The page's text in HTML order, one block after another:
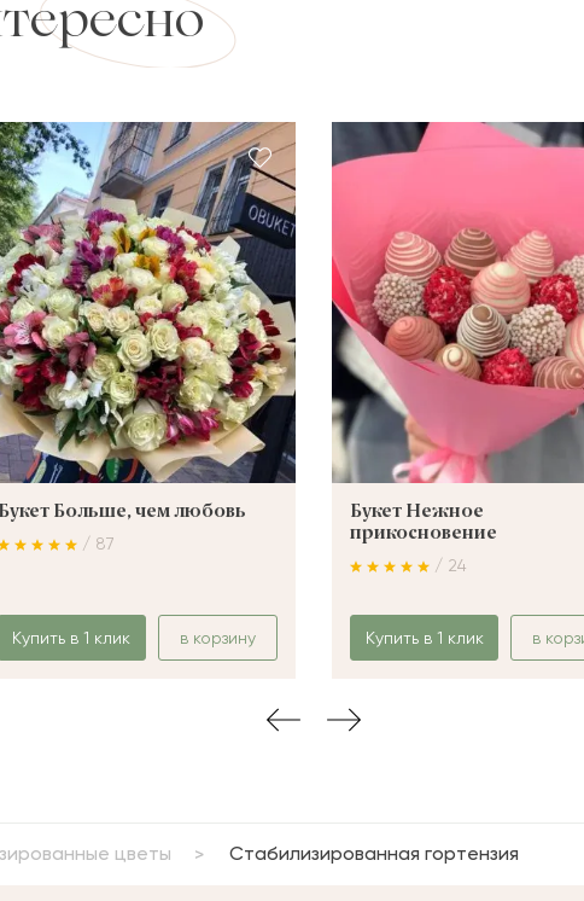
Букет Больше, чем любовь
/ 87
Купить в 1 клик в корзину
Букет Нежное
прикосновение
/ 24
Купить в 1 клик в
цветы Стабилизированная гортензия